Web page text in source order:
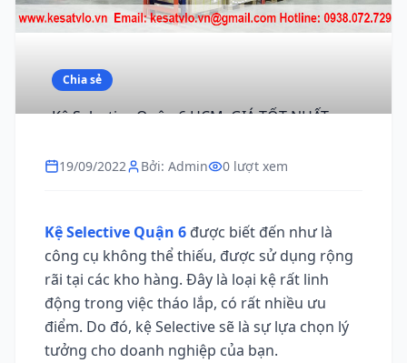
Chia sẻ
Kệ Selective Quận 6 HCM, GIÁ TỐT NHẤT,
19/09/2022 Bởi: Admin 0 lượt xem
Kệ Selective Quận 6 được biết đến như là
công cụ không thể thiếu, được sử dụng rộng
rãi tại các kho hàng. Đây là loại kệ rất linh
động trong việc tháo lắp, có rất nhiều ưu
điểm. Do đó, kệ Selective sẽ là sự lựa chọn lý
tưởng cho doanh nghiệp của bạn.